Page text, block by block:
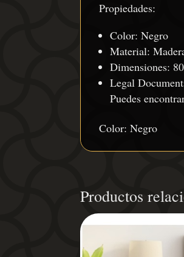
Propiedades:
Color: Negro
Material:
Dimensiones:
Legal
Puedes
Color: Negro
Productos